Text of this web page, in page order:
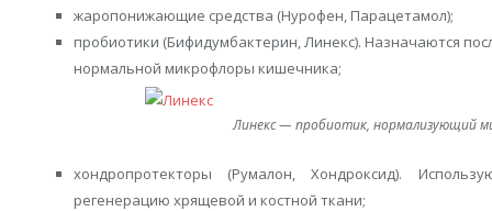
жаропонижающие средства (Нурофен, Парацетамол);
пробиотики (Бифидумбактерин, Линекс). Назначаются
нормальной микрофлоры кишечника;
Линекс — пробиотик, нормализующий
хондропротекторы (Румалон, Хондроксид).
регенерацию хрящевой и костной ткани;